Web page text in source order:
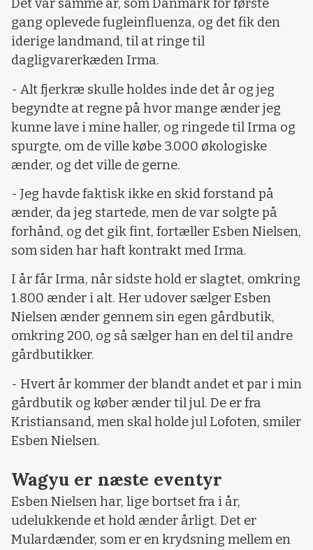
Det var samme år, som Danmark for første
gang oplevede fugleinfluenza, og det fik den
iderige landmand, til at ringe til
dagligvarerkæden Irma.
- Alt fjerkræ skulle holdes inde det år og jeg
begyndte at regne på hvor mange ænder jeg
kunne lave i mine haller, og ringede til Irma og
spurgte, om de ville købe 3.000 økologiske
ænder, og det ville de gerne.
- Jeg havde faktisk ikke en skid forstand på
ænder, da jeg startede, men de var solgte på
forhånd, og det gik fint, fortæller Esben Nielsen,
som siden har haft kontrakt med Irma.
I år får Irma, når sidste hold er slagtet, omkring
1.800 ænder i alt. Her udover sælger Esben
Nielsen ænder gennem sin egen gårdbutik,
omkring 200, og så sælger han en del til andre
gårdbutikker.
- Hvert år kommer der blandt andet et par i min
gårdbutik og køber ænder til jul. De er fra
Kristiansand, men skal holde jul Lofoten, smiler
Esben Nielsen.
Wagyu er næste eventyr
Esben Nielsen har, lige bortset fra i år,
udelukkende et hold ænder årligt. Det er
Mulardænder, som er en krydsning mellem en